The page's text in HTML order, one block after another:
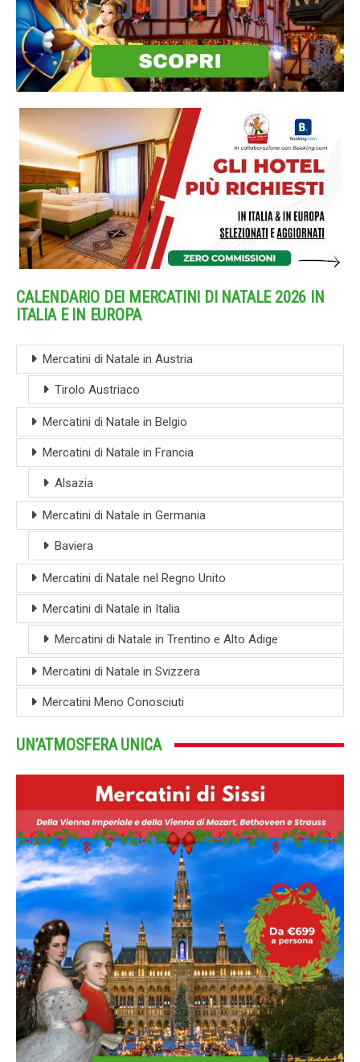
CALENDARIO DEI MERCATINI DI NATALE 2026 IN
ITALIA E IN EUROPA
Mercatini di Natale in Austria
Tirolo Austriaco
Mercatini di Natale in Belgio
Mercatini di Natale in Francia
Alsazia
Mercatini di Natale in Germania
Baviera
Mercatini di Natale nel Regno Unito
Mercatini di Natale in Italia
Mercatini di Natale in Trentino e Alto Adige
Mercatini di Natale in Svizzera
Mercatini Meno Conosciuti
UN’ATMOSFERA UNICA